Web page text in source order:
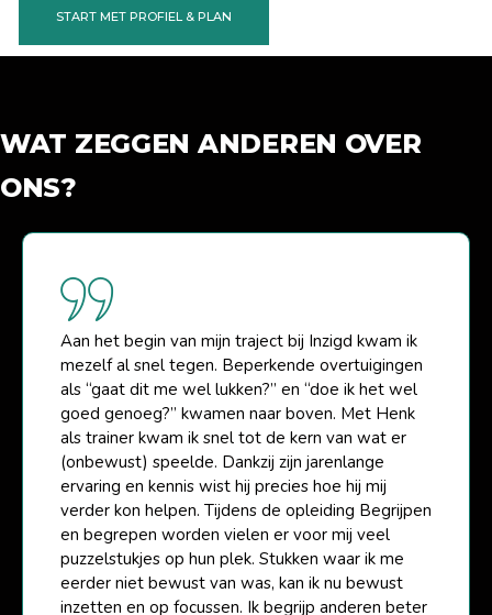
START MET PROFIEL & PLAN
WAT ZEGGEN ANDEREN OVER
ONS?
Aan het begin van mijn traject bij Inzigd kwam ik
mezelf al snel tegen. Beperkende overtuigingen
als “gaat dit me wel lukken?” en “doe ik het wel
goed genoeg?” kwamen naar boven. Met Henk
als trainer kwam ik snel tot de kern van wat er
(onbewust) speelde. Dankzij zijn jarenlange
ervaring en kennis wist hij precies hoe hij mij
verder kon helpen. Tijdens de opleiding Begrijpen
en begrepen worden vielen er voor mij veel
puzzelstukjes op hun plek. Stukken waar ik me
eerder niet bewust van was, kan ik nu bewust
inzetten en op focussen. Ik begrijp anderen beter